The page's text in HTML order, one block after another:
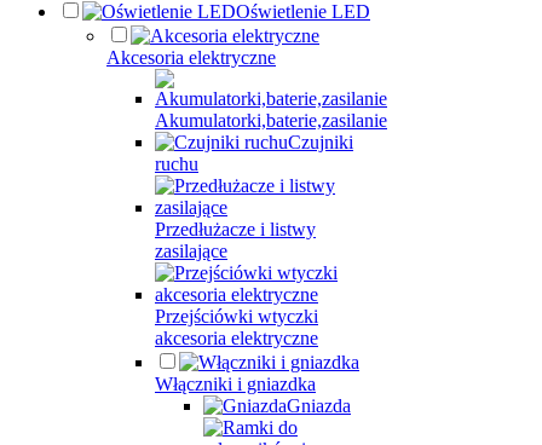
Oświetlenie LED
Akcesoria elektryczne
Akumulatorki,baterie,zasilanie
Czujniki
ruchu
Przedłużacze i listwy
zasilające
Przejściówki wtyczki
akcesoria elektryczne
Włączniki i gniazdka
Gniazda